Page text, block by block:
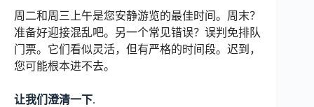
周二和周三上午是您安静游览的最佳时间。周末？
准备好迎接混乱吧。另一个常见错误？误判免排队
门票。它们看似灵活，但有严格的时间段。迟到，
您可能根本进不去。
让我们澄清一下.